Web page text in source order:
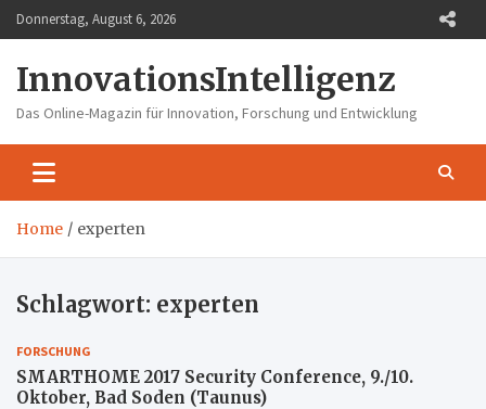
Skip
to
Donnerstag, August 6, 2026
InnovationsIntelligenz
Das Online-Magazin für Innovation, Forschung und Entwicklung
Home experten
Schlagwort: experten
FORSCHUNG
SMARTHOME 2017 Security Conference, 9./10.
Oktober, Bad Soden (Taunus)